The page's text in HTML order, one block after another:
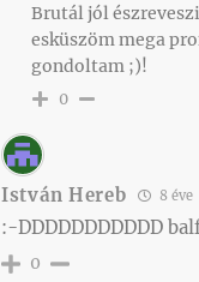
Brutál jól
esküszöm mega
gondoltam ;)!
0
István Hereb 8 éve
:-DDDDDDDDDDD
0